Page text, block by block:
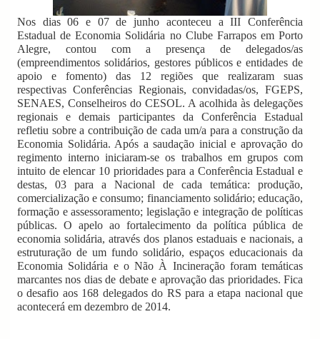
Nos dias 06 e 07 de junho aconteceu a III Conferência
Estadual de Economia Solidária no Clube Farrapos em Porto
Alegre, contou com a presença de delegados/as
(empreendimentos solidários, gestores públicos e entidades de
apoio e fomento) das 12 regiões que realizaram suas
respectivas Conferências Regionais, convidadas/os, FGEPS,
SENAES, Conselheiros do CESOL. A acolhida às delegações
regionais e demais participantes da Conferência Estadual
refletiu sobre a contribuição de cada um/a para a construção da
Economia Solidária. Após a saudação inicial e aprovação do
regimento interno iniciaram-se os trabalhos em grupos com
intuito de elencar 10 prioridades para a Conferência Estadual e
destas, 03 para a Nacional de cada temática: produção,
comercialização e consumo; financiamento solidário; educação,
formação e assessoramento; legislação e integração de políticas
públicas. O apelo ao fortalecimento da política pública de
economia solidária, através dos planos estaduais e nacionais, a
estruturação de um fundo solidário, espaços educacionais da
Economia Solidária e o Não À Incineração foram temáticas
marcantes nos dias de debate e aprovação das prioridades. Fica
o desafio aos 168 delegados do RS para a etapa nacional que
acontecerá em dezembro de 2014.